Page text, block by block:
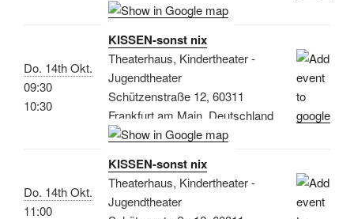
Do. 14th Okt.
09:30
10:30
KISSEN-sonst nix
Theaterhaus, Kindertheater -
Jugendtheater
Schützenstraße 12, 60311
Frankfurt am Main, Deutschland
Do. 14th Okt.
11:00
KISSEN-sonst nix
Theaterhaus, Kindertheater -
Jugendtheater